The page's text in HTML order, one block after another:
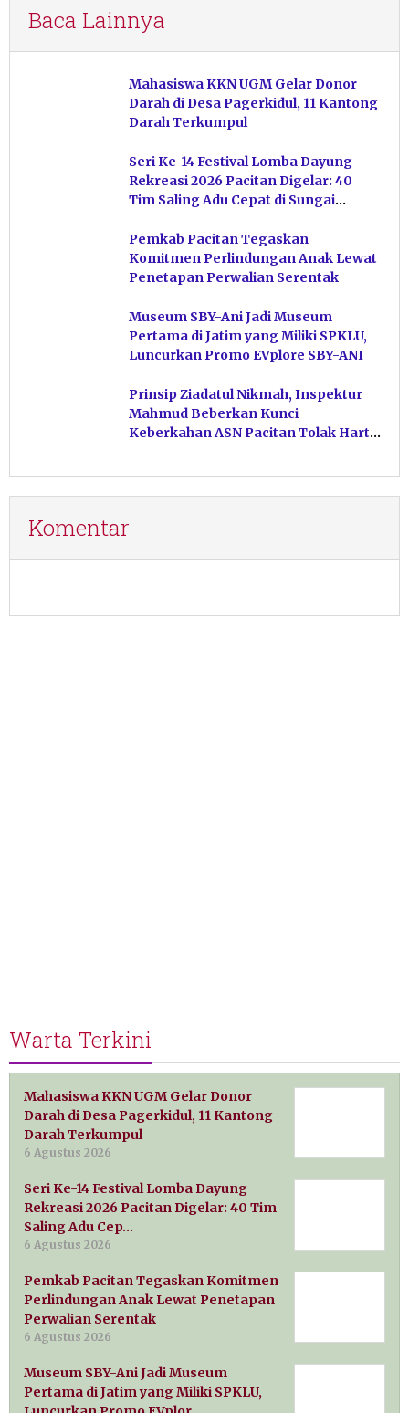
Baca Lainnya
Mahasiswa KKN UGM Gelar Donor
Darah di Desa Pagerkidul, 11 Kantong
Darah Terkumpul
Seri Ke-14 Festival Lomba Dayung
Rekreasi 2026 Pacitan Digelar: 40
Tim Saling Adu Cepat di Sungai
Pemkab Pacitan Tegaskan
Komitmen Perlindungan Anak Lewat
Penetapan Perwalian Serentak
Museum SBY-Ani Jadi Museum
Pertama di Jatim yang Miliki SPKLU,
Luncurkan Promo EVplore SBY-ANI
Prinsip Ziadatul Nikmah, Inspektur
Mahmud Beberkan Kunci
Keberkahan ASN Pacitan Tolak Harta
Komentar
Warta Terkini
Mahasiswa KKN UGM Gelar Donor
Darah di Desa Pagerkidul, 11 Kantong
Darah Terkumpul
6 Agustus 2026
Seri Ke-14 Festival Lomba Dayung
Rekreasi 2026 Pacitan Digelar: 40 Tim
Saling Adu Cep…
6 Agustus 2026
Pemkab Pacitan Tegaskan Komitmen
Perlindungan Anak Lewat Penetapan
Perwalian Serentak
6 Agustus 2026
Museum SBY-Ani Jadi Museum
Pertama di Jatim yang Miliki SPKLU,